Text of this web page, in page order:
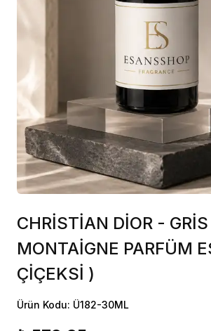
CHRİSTİAN DİOR - GRİS
MONTAİGNE PARFÜM
ÇİÇEKSİ )
Ürün Kodu: Ü182-30ML